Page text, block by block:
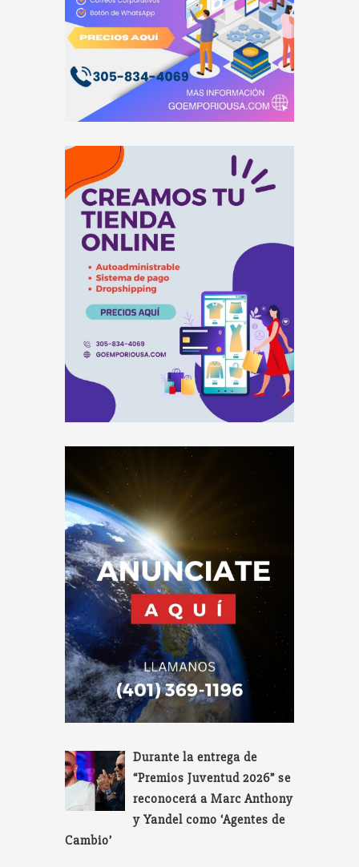
Durante la entrega de
“Premios Juventud 2026” se
reconocerá a Marc Anthony
y Yandel como ‘Agentes de
Cambio’